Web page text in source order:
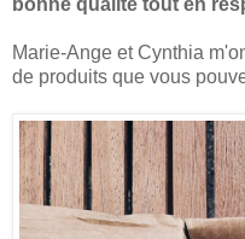
Marie-Ange et Cynthia
de produits que vous